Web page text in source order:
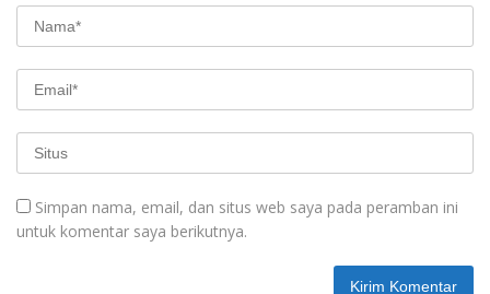
Simpan nama, email, dan situs web saya pada peramban ini
untuk komentar saya berikutnya.